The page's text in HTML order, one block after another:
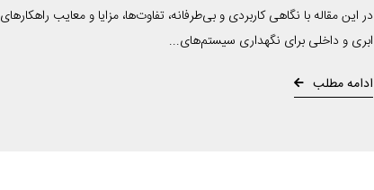
در این مقاله با نگاهی کاربردی و بی‌طرفانه، تفاوت‌ها، مزایا و معایب راهکارهای
ابری و داخلی برای نگهداری سیستم‌های...
ادامه مطلب